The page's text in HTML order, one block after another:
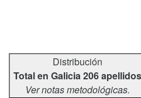
Distribución
Total en Galicia 206 apellidos
Ver notas metodológicas.